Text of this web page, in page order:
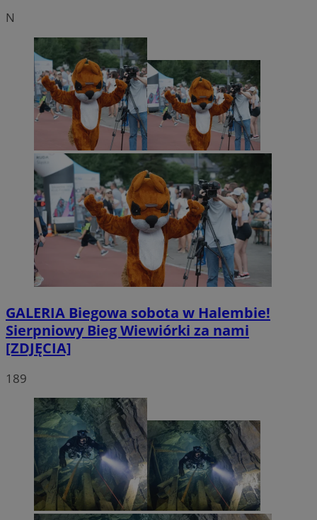
N
GALERIA Biegowa sobota w Halembie!
Sierpniowy Bieg Wiewiórki za nami
[ZDJĘCIA]
189